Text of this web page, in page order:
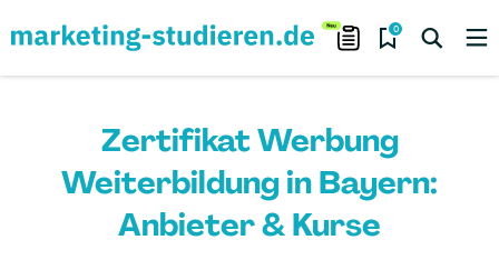
0
Zertifikat Werbung
Weiterbildung in Bayern:
Anbieter & Kurse